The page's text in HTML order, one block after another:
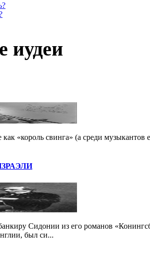
иудеи
как «король свинга» (а среди
Сидонии из его романов
был си...